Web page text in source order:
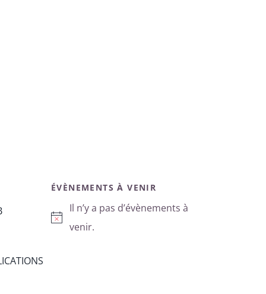
ÉVÈNEMENTS À VENIR
Notice
Il n’y a pas d’évènements à
venir.